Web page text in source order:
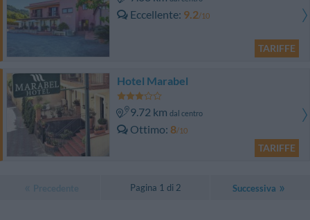
Eccellente 9.2/10
TARIFFE
Hotel Marabel
9.72 km dal centro
Ottimo 8/10
TARIFFE
Pagina 1 di 2 Successiva